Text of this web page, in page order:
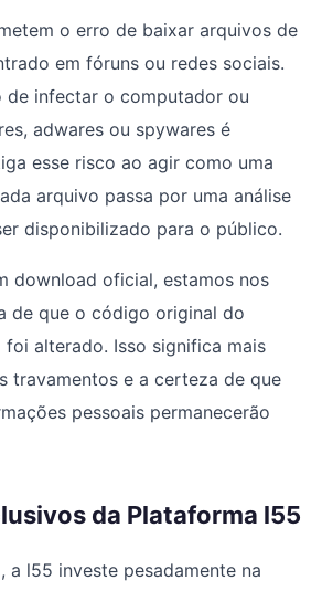
o erro de baixar arquivos de
em fóruns ou redes sociais.
de infectar o computador ou
adwares ou spywares é
esse risco ao agir como uma
arquivo passa por uma análise
disponibilizado para o público.
download oficial, estamos nos
de que o código original do
alterado. Isso significa mais
travamentos e a certeza de que
pessoais permanecerão
da Plataforma l55
a l55 investe pesadamente na